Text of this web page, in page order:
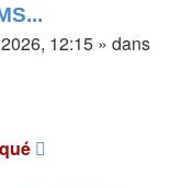
12:15 » dans